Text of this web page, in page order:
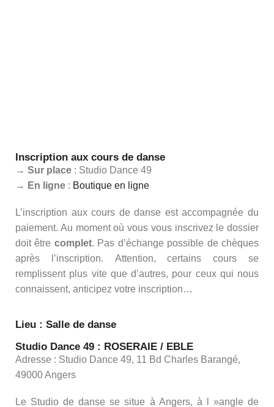
Inscription aux cours de danse​
→ Sur place : Studio Dance 49
→ En ligne : Boutique en ligne
L’inscription aux cours de danse est accompagnée du
paiement. Au moment où vous vous inscrivez le dossier
doit être complet. Pas d’échange possible de chèques
après l’inscription. Attention, certains cours se
remplissent plus vite que d’autres, pour ceux qui nous
connaissent, anticipez votre inscription…
Lieu : Salle de danse
Studio Dance 49 : ROSERAIE / EBLE
Adresse : Studio Dance 49, 11 Bd Charles Barangé,
49000 Angers
Le Studio de danse se situe à Angers, à l »angle de